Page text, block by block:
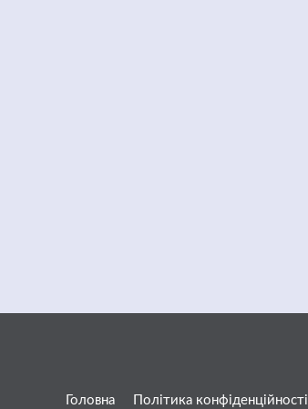
Головна Політика конфіденційності